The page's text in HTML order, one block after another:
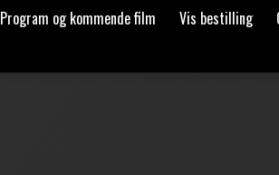
Program og kommende film Vis bestilling